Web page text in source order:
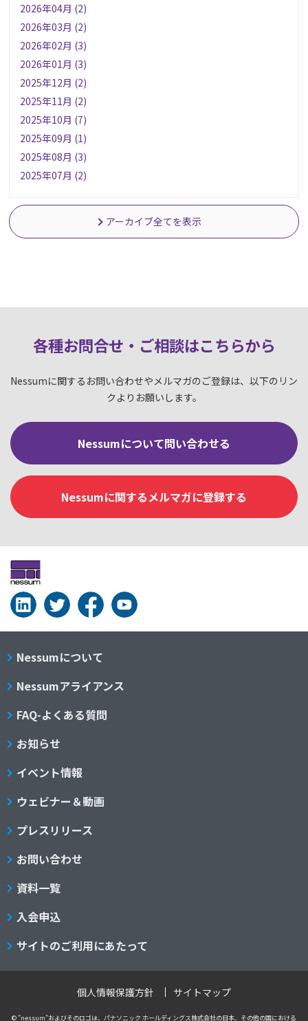
2026年04月 (2)
2026年03月 (2)
2026年02月 (3)
2026年01月 (3)
2025年12月 (2)
2025年11月 (2)
2025年10月 (7)
2025年09月 (1)
2025年08月 (3)
2025年07月 (2)
アーカイブ全てを表示
各種お問合せ・ご相談はこちらから
Nessumに関するお問い合わせやメルマガのご登録は、以下のリン
クよりお願いします。
Nessumについて問い合わせる
Nessumに関するメルマガに登録する
Nessumについて
Nessumアライアンス
FAQ-よくある質問
お知らせ
イベント情報
ウェビナー＆動画
プレスリリース
お問い合わせ
資料一覧
入会申込
サイトのご利用にあたって
個人情報保護方針 サイトマップ
© "nessum"およびそのロゴは、パナソニック ホールディングス株式会社の日本、その他の国における